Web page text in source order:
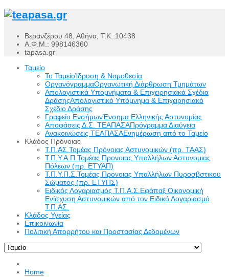
Βερανζέρου 48, Αθήνα, Τ.Κ.:10438
Α.Φ.Μ.: 998146360
tapasa.gr
Ταμείο
Το ΤαμείοΊδρυση & Νομοθεσία
ΟργανόγραμμαΟργανωτική Διάρθρωση Τμημάτων
Απολογιστικά Υπομνήματα & Επιχειρησιακά Σχέδια
ΔράσηςΑπολογιστικό Υπόμνημα & Επιχειρησιακό
Σχέδιο Δράσης
Γραφείο ΕνσήμωνΈνσημα Ελληνικής Αστυνομίας
Αποφάσεις Δ.Σ. ΤΕΑΠΑΣΑΠρόγραμμα Διαύγεια
Ανακοινώσεις ΤΕΑΠΑΣΑΕνημέρωση από το Ταμείο
Κλάδος Πρόνοιας
Τ.Π.ΑΣ.Τομέας Πρόνοιας Αστυνομικών (πρ. ΤΑΑΣ)
Τ.Π.Υ.Α.Π.Τομέας Προνοιας Υπαλλήλων Αστυνομιας
Πόλεων (πρ. ΕΤΥΑΠ)
Τ.Π.Υ.Π.Σ.Τομέας Προνοιας Υπαλλήλων Πυροσβστικου
Σώματος (πρ. ΕΤΥΠΣ)
Ειδικός Λογαριασμός Τ.Π.Α.Σ.Εφάπαξ Οικονομική
Ενίσχυση Αστυνομικών από τον Ειδικό Λογαριασμό
Τ.Π.ΑΣ.
Κλάδος Υγείας
Επικοινωνία
Πολιτική Απορρήτου και Προστασίας Δεδομένων
Home